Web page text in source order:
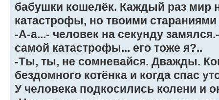
бабушки кошелёк. Каждый раз мир
катастрофы, но твоими
-А-а...- человек на секунду
самой катастрофы... его тоже я?..
-Ты, ты, не сомневайся. Дважды.
бездомного котёнка и когда спас
У человека подкосились колени и